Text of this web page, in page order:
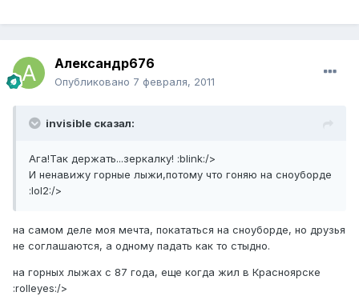
Александр676
Опубликовано 7 февраля, 2011
invisible сказал:
Ага!Так держать...зеркалку! :blink:/>
И ненавижу горные лыжи,потому что гоняю на сноуборде
:lol2:/>
на самом деле моя мечта, покататься на сноуборде, но друзья
не соглашаются, а одному падать как то стыдно.
на горных лыжах с 87 года, еще когда жил в Красноярске
:rolleyes:/>